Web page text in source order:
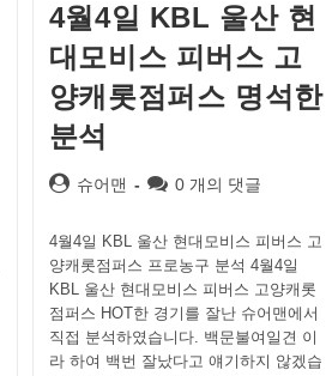
4월4일 KBL 울산 현
대모비스 피버스 고
양캐롯점퍼스 명석한
분석
Post슈어맨
Post0 개의 댓글
4월4일 KBL 울산 현대모비스 피버스 고
양캐롯점퍼스 프로농구 분석 4월4일
KBL 울산 현대모비스 피버스 고양캐롯
점퍼스 HOT한 경기를 잘난 슈어맨에서
직접 분석하였습니다. 백문불여일견 이
라 하여 백번 잘났다고 얘기하지 않겠습